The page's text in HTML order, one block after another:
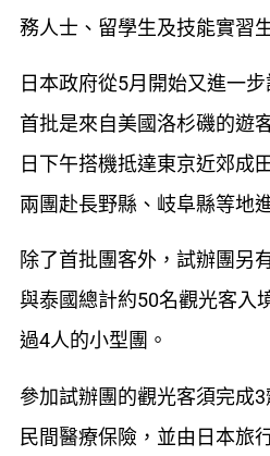
務人士、留學生及技能實習
日本政府從5月開始又進一
首批是來自美國洛杉磯的遊
日下午搭機抵達東京近郊成
兩團赴長野縣、岐阜縣等地
除了首批團客外，試辦團另
與泰國總計約50名觀光客入
過4人的小型團。
參加試辦團的觀光客須完成
民間醫療保險，並由日本旅